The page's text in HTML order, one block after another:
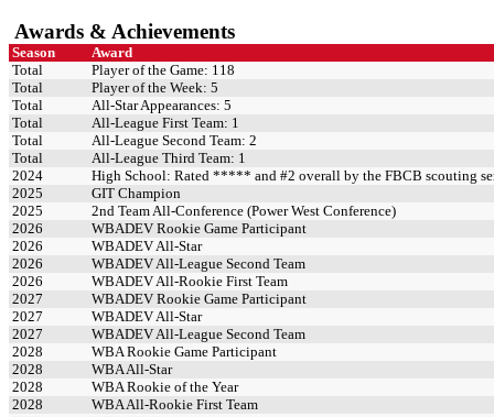
Awards & Achievements
Season
Award
Total
Player of the Game: 118
Total
Player of the Week: 5
Total
All-Star Appearances: 5
Total
All-League First Team: 1
Total
All-League Second Team: 2
Total
All-League Third Team: 1
2024
High School: Rated ***** and #2 overall by the FBCB scouting
2025
GIT Champion
2025
2nd Team All-Conference (Power West Conference)
2026
WBADEV Rookie Game Participant
2026
WBADEV All-Star
2026
WBADEV All-League Second Team
2026
WBADEV All-Rookie First Team
2027
WBADEV Rookie Game Participant
2027
WBADEV All-Star
2027
WBADEV All-League Second Team
2028
WBA Rookie Game Participant
2028
WBA All-Star
2028
WBA Rookie of the Year
2028
WBA All-Rookie First Team